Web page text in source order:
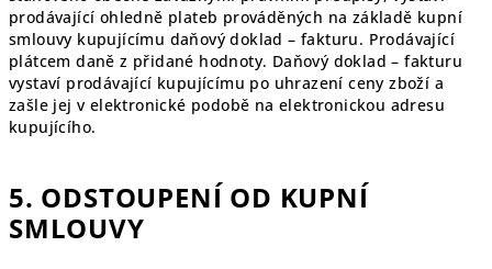
prodávající ohledně plateb prováděných na základě kupní
smlouvy kupujícímu daňový doklad – fakturu. Prodávající
plátcem daně z přidané hodnoty. Daňový doklad – fakturu
vystaví prodávající kupujícímu po uhrazení ceny zboží a
zašle jej v elektronické podobě na elektronickou adresu
kupujícího.
5. ODSTOUPENÍ OD KUPNÍ
SMLOUVY